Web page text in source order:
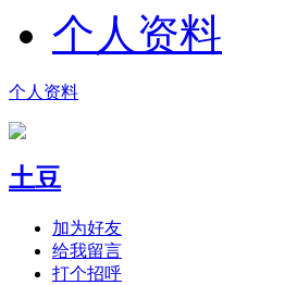
个人资料
个人资料
土豆
加为好友
给我留言
打个招呼